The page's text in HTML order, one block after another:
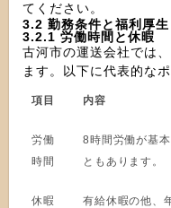
てください。
3.2 勤務条件と福利厚生
3.2.1 労働時間と休暇
古河市の運送会社では
ます。以下に代表的な
項目 内容
労働
時間
8時間労働が基
ともあります。
休暇 有給休暇の他、